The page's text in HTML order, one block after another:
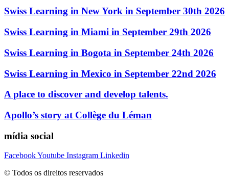
Swiss Learning in New York in September 30th 2026
Swiss Learning in Miami in September 29th 2026
Swiss Learning in Bogota in September 24th 2026
Swiss Learning in Mexico in September 22nd 2026
A place to discover and develop talents.
Apollo’s story at Collège du Léman
mídia social
FacebookYoutube Instagram Linkedin
© Todos os direitos reservados